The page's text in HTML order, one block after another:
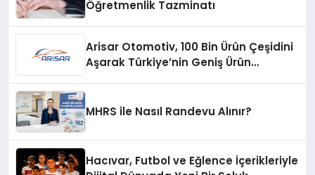
Öğretmenlik Tazminatı
Arisar Otomotiv, 100 Bin Ürün Çeşidini
Aşarak Türkiye’nin Geniş Ürün
MHRS ile Nasıl Randevu Alınır?
Hacıvar, Futbol ve Eğlence İçerikleriyle